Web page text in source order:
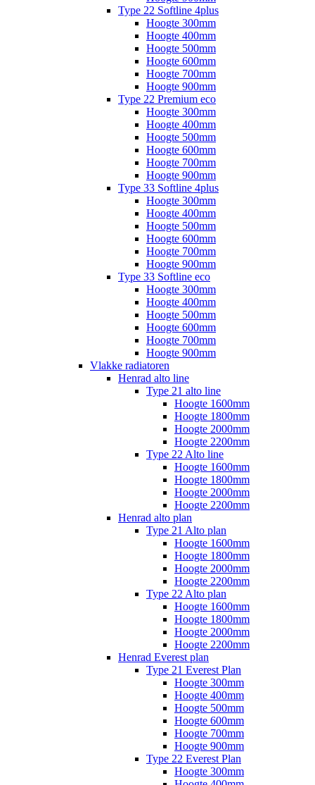
Type 22 Softline 4plus
Hoogte 300mm
Hoogte 400mm
Hoogte 500mm
Hoogte 600mm
Hoogte 700mm
Hoogte 900mm
Type 22 Premium eco
Hoogte 300mm
Hoogte 400mm
Hoogte 500mm
Hoogte 600mm
Hoogte 700mm
Hoogte 900mm
Type 33 Softline 4plus
Hoogte 300mm
Hoogte 400mm
Hoogte 500mm
Hoogte 600mm
Hoogte 700mm
Hoogte 900mm
Type 33 Softline eco
Hoogte 300mm
Hoogte 400mm
Hoogte 500mm
Hoogte 600mm
Hoogte 700mm
Hoogte 900mm
Vlakke radiatoren
Henrad alto line
Type 21 alto line
Hoogte 1600mm
Hoogte 1800mm
Hoogte 2000mm
Hoogte 2200mm
Type 22 Alto line
Hoogte 1600mm
Hoogte 1800mm
Hoogte 2000mm
Hoogte 2200mm
Henrad alto plan
Type 21 Alto plan
Hoogte 1600mm
Hoogte 1800mm
Hoogte 2000mm
Hoogte 2200mm
Type 22 Alto plan
Hoogte 1600mm
Hoogte 1800mm
Hoogte 2000mm
Hoogte 2200mm
Henrad Everest plan
Type 21 Everest Plan
Hoogte 300mm
Hoogte 400mm
Hoogte 500mm
Hoogte 600mm
Hoogte 700mm
Hoogte 900mm
Type 22 Everest Plan
Hoogte 300mm